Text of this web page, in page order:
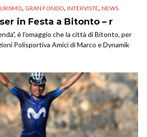
, GRAN FONDO, INTERVISTE, NEWS
in Festa a Bitonto – r
è l’omaggio che la città di Bitonto, per
Polisportiva Amici di Marco e Dynamik